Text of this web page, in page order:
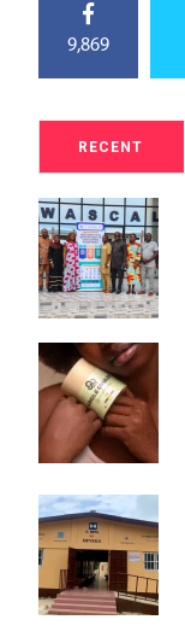
9,869
RECENT